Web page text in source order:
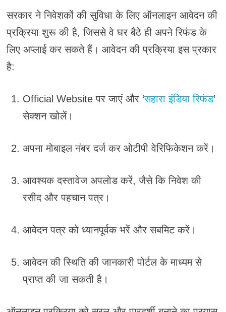
सरकार ने निवेशकों की सुविधा के लिए ऑनलाइन आवेदन की
प्रक्रिया शुरू की है, जिससे वे घर बैठे ही अपने रिफंड के
लिए अप्लाई कर सकते हैं। आवेदन की प्रक्रिया इस प्रकार
है:
Official Website पर जाएं और ‘सहारा इंडिया रिफंड’
सेक्शन खोलें।
अपना मोबाइल नंबर दर्ज कर ओटीपी वेरिफिकेशन करें।
आवश्यक दस्तावेज अपलोड करें, जैसे कि निवेश की
रसीद और पहचान पत्र।
आवेदन पत्र को ध्यानपूर्वक भरें और सबमिट करें।
आवेदन की स्थिति की जानकारी पोर्टल के माध्यम से
प्राप्त की जा सकती है।